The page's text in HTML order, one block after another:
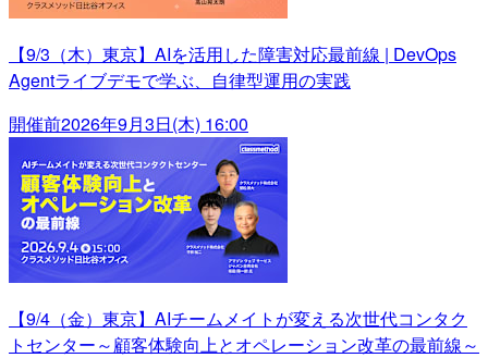
【9/3（木）東京】AIを活用した障害対応最前線 | DevOps
Agentライブデモで学ぶ、自律型運用の実践
開催前2026年9月3日(木) 16:00
【9/4（金）東京】AIチームメイトが変える次世代コンタク
トセンター～顧客体験向上とオペレーション改革の最前線～